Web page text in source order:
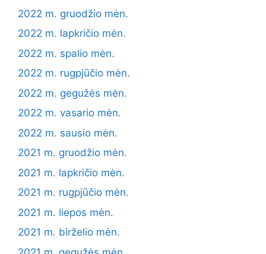
2022 m. gruodžio mėn.
2022 m. lapkričio mėn.
2022 m. spalio mėn.
2022 m. rugpjūčio mėn.
2022 m. gegužės mėn.
2022 m. vasario mėn.
2022 m. sausio mėn.
2021 m. gruodžio mėn.
2021 m. lapkričio mėn.
2021 m. rugpjūčio mėn.
2021 m. liepos mėn.
2021 m. birželio mėn.